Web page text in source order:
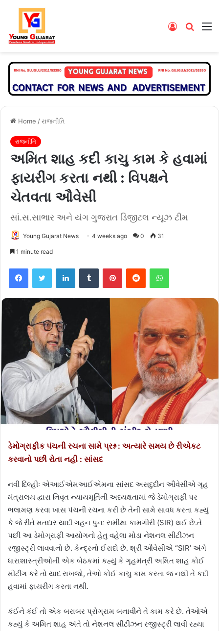
Search
Log
Home /રાજનીતિ
રાજનીતિ
અમિત શાહ કદી કાચુ કામ કે હવામાં
ફાયરીંગ કરતા નથી : વિપક્ષને
ચેતવતા ઔવેસી
સાં.સ.સાભાર અને યંગ ગુજરાત ડિજીટલ ન્યૂઝ ટીમ
Young Gujarat News 4 weeks ago 0 31
1 minute read
FacebookTwitter LinkedInTumblr PinterestReddit WhatsApp
ડેમોગ્રાફીક પંચની રચના સામે પ્રશ્ન : અત્યારે સમય છે રીએકટ
કરવાનો પછી રોતા નહી : સાંસદ
નવી દિલ્હીઃ એઆઈએમઆઈએમના સાંસદ અસદુદીન ઔવેસીએ ગૃહ
મંત્રાલય દ્વારા નિવૃત ન્યાયમૂર્તિની અધ્યક્ષતામાં જે ડેમોગ્રાફી પર
ભલામણ કરવા ખાસ પંચની રચના કરી છે તેની સામે સાવધ કરતા કહ્યું
કે જે રીતે મતદાર યાદી ગહન પુનઃ સમીક્ષા કામગીરી (SIR) થઈ છે.તે
પછી આ ડેમોગ્રાફી આયોગનો હેતુ વહેલા મોડા નેશનલ સીટીઝન
રજીસ્ટ્રી લાવવાનો છે. કેન્દ્રનો ઈરાદો છે. શ્રી ઔવેસીએ “SIR’ અંગે
ધારાશાસ્ત્રીઓની એક બેઠકમાં કહ્યું કે ગૃહમંત્રી અમિત શાહ કોઈ
મીટીંગ કરે તો યાદ રાખજો, તેઓ કોઈ કાચુ કામ કરતા જ નથી તે કદી
હવામાં ફાયરીંગ કરતા નથી.
કંઈને કંઈ તો એક બરાબર પ્રોગ્રામ બનાવીને તે કામ કરે છે. તેઓએ
કહ્યું કે અમિત શાહ અંતે તો નેશનલ સીટીઝન રજીસ્ટ્રી લાવી રહ્યા